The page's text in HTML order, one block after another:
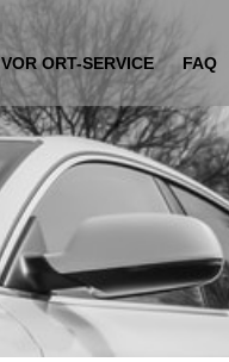
VOR ORT-SERVICE FAQ